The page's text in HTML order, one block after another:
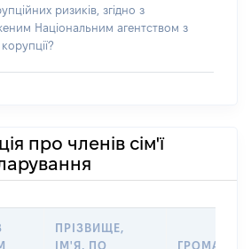
ризиків, згідно з
Національним агентством з
про членів сім'ї
ПРІЗВИЩЕ,
ІМ'Я, ПО